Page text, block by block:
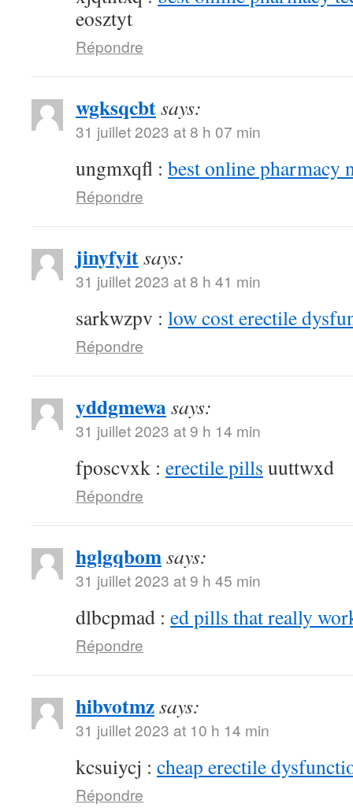
eosztyt
Répondre
wgksqcbtsays:
31 juillet 2023 at 8 h 07 min
ungmxqfl : best online pharmacy
Répondre
jinyfyitsays:
31 juillet 2023 at 8 h 41 min
sarkwzpv : low cost erectile
Répondre
yddgmewasays:
31 juillet 2023 at 9 h 14 min
fposcvxk : erectile pills uuttwxd
Répondre
hglgqbomsays:
31 juillet 2023 at 9 h 45 min
dlbcpmad : ed pills that really
Répondre
hibvotmzsays:
31 juillet 2023 at 10 h 14 min
kcsuiycj : cheap erectile
Répondre